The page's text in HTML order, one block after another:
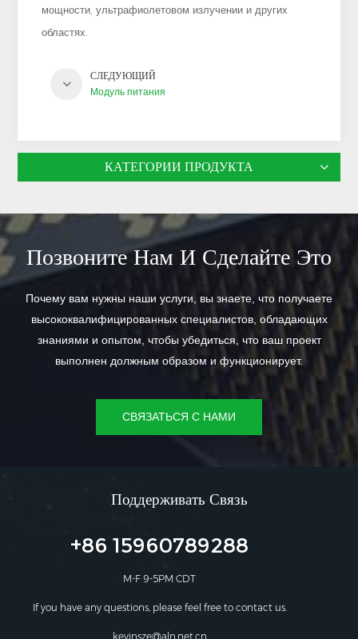
мощности, ультрафиолетовом излучении и других
областях.
СЛЕДУЮЩИЙ
Модуль питания
КАТЕГОРИИ ПРОДУКТА
Позвоните Нам И Сделайте Это
Почему вам нужны наши услуги, вы знаете, что получаете
высококвалифицированных специалистов, обладающих
знаниями и опытом, чтобы убедиться, что ваш проект
выполнен должным образом и функционирует.
СВЯЗАТЬСЯ С НАМИ
Поддерживать Связь
+86 15960789288
M-F 9-5PM CDT
If you have any questions, please feel free to contact us.
kevinsze@aln.net.cn